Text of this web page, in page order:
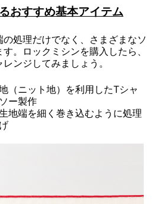
おすすめ基本アイテム
の処理だけでなく、さまざまなソ
。ロックミシンを購入したら、
ンジしてみましょう。
（ニット地）を利用したTシャ
ー製作
地端を細く巻き込むように処理